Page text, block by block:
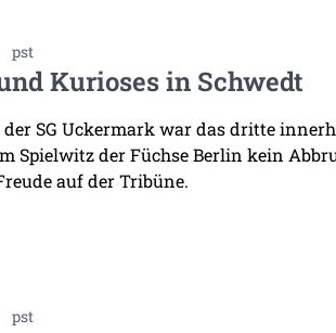
pst
Kurioses in Schwedt
SG Uckermark war das dritte
Spielwitz der Füchse Berlin kein
auf der Tribüne.
pst